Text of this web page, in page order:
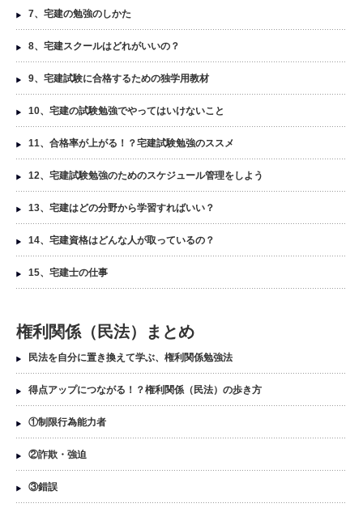
7、宅建の勉強のしかた
8、宅建スクールはどれがいいの？
9、宅建試験に合格するための独学用教材
10、宅建の試験勉強でやってはいけないこと
11、合格率が上がる！？宅建試験勉強のススメ
12、宅建試験勉強のためのスケジュール管理をしよう
13、宅建はどの分野から学習すればいい？
14、宅建資格はどんな人が取っているの？
15、宅建士の仕事
権利関係（民法）まとめ
民法を自分に置き換えて学ぶ、権利関係勉強法
得点アップにつながる！？権利関係（民法）の歩き方
①制限行為能力者
②詐欺・強迫
③錯誤